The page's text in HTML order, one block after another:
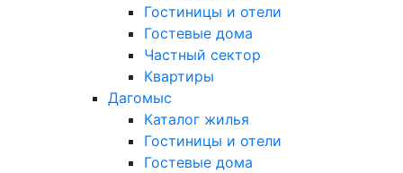
Гостиницы и отели
Гостевые дома
Частный сектор
Квартиры
Дагомыс
Каталог жилья
Гостиницы и отели
Гостевые дома